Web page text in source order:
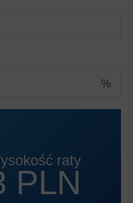
%
raty
PLN